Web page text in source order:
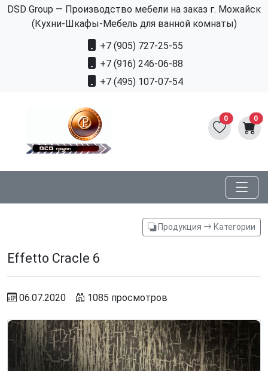
DSD Group — Производство мебели на заказ г. Можайск
(Кухни-Шкафы-Мебель для ванной комнаты)
+7 (905) 727-25-55
+7 (916) 246-06-88
+7 (495) 107-07-54
0 0
Продукция Категории
Effetto Cracle 6
06.07.2020 1085 просмотров